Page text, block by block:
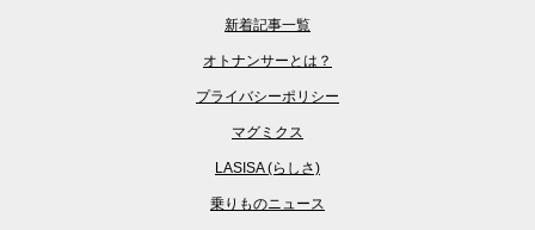
新着記事一覧
オトナンサーとは？
プライバシーポリシー
マグミクス
LASISA (らしさ)
乗りものニュース